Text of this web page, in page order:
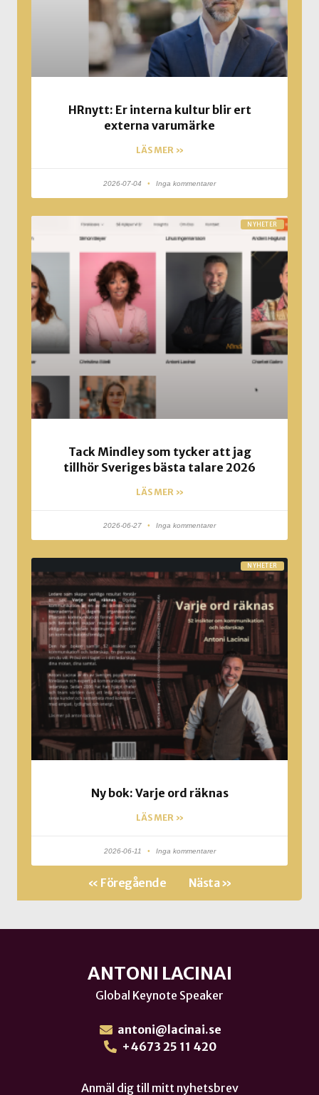
HRnytt: Er interna kultur blir ert
externa varumärke
LÄS MER »
2026-07-04 Inga kommentarer
NYHETER
Tack Mindley som tycker att jag
tillhör Sveriges bästa talare 2026
LÄS MER »
2026-06-27 Inga kommentarer
NYHETER
Ny bok: Varje ord räknas
LÄS MER »
2026-06-11 Inga kommentarer
« Föregående Nästa »
ANTONI LACINAI
Global Keynote Speaker
antoni@lacinai.se
+4673 25 11 420
Anmäl dig till mitt nyhetsbrev